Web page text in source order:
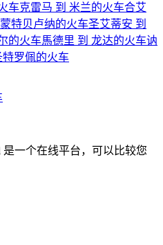
车克雷马 到 米兰的火车合艾
特贝卢纳的火车圣艾蒂安 到
的火车馬德里 到 龙达的火车讷
特罗佩的火车
是一个在线平台，可以比较您